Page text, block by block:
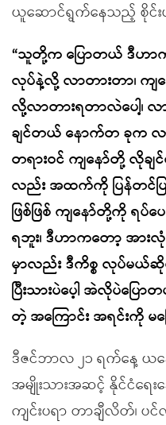
ယူဆောင်ရွက်နေသည့် စိုင်
“သူတို့က ပြောတယ် ဒီဟာ
လုပ်နဲ့လို့ လာတားတာ၊ က
လို့လာတားရတာလဲပေါ့၊ လ
ချင်တယ် နောက်တ ခုက လာ
တရားဝင် ကျနော်တို့ လို
လည်း အထက်ကို ပြန်တင်ပ
ဖြစ်ဖြစ် ကျနော်တို့ကို ရပ်ပ
ရဘူး၊ ဒီဟာကတော့ အား
မှာလည်း ဒီကိစ္စ လုပ်မယ်
ပြီးသားပဲပေ့ါ အဲလိုပဲပ
တဲ့ အကြောင်း အရင်းကို မပ
ဒီဇင်ဘာလ ၂၁ ရက်နေ့ ယန
အမျိုးသားအဆင့် နိုင်ငံရ
ကျင်းပရာ တာချီလိတ်၊ ပ